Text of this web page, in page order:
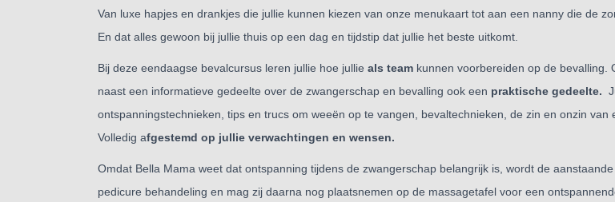
Van luxe hapjes en drankjes die jullie kunnen kiezen van onze menukaart tot aan een nanny die de
En dat alles gewoon bij jullie thuis op een dag en tijdstip dat jullie het beste uitkomt.
Bij deze eendaagse bevalcursus leren jullie hoe jullie als team kunnen voorbereiden op de bevalling.
naast een informatieve gedeelte over de zwangerschap en bevalling ook een praktische gedeelte.
ontspanningstechnieken, tips en trucs om weeën op te vangen, bevaltechnieken, de zin en onzin van
Volledig afgestemd op jullie verwachtingen en wensen.
Omdat Bella Mama weet dat ontspanning tijdens de zwangerschap belangrijk is, wordt de
pedicure behandeling en mag zij daarna nog plaatsnemen op de massagetafel voor een